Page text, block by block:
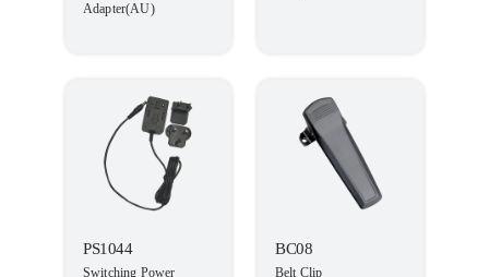
Adapter(AU)
PS1044
Switching Power
BC08
Belt Clip